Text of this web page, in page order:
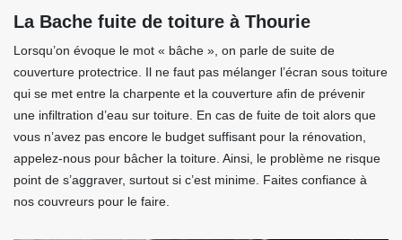
La Bache fuite de toiture à Thourie
Lorsqu’on évoque le mot « bâche », on parle de suite de
couverture protectrice. Il ne faut pas mélanger l’écran sous toiture
qui se met entre la charpente et la couverture afin de prévenir
une infiltration d’eau sur toiture. En cas de fuite de toit alors que
vous n’avez pas encore le budget suffisant pour la rénovation,
appelez-nous pour bâcher la toiture. Ainsi, le problème ne risque
point de s’aggraver, surtout si c’est minime. Faites confiance à
nos couvreurs pour le faire.